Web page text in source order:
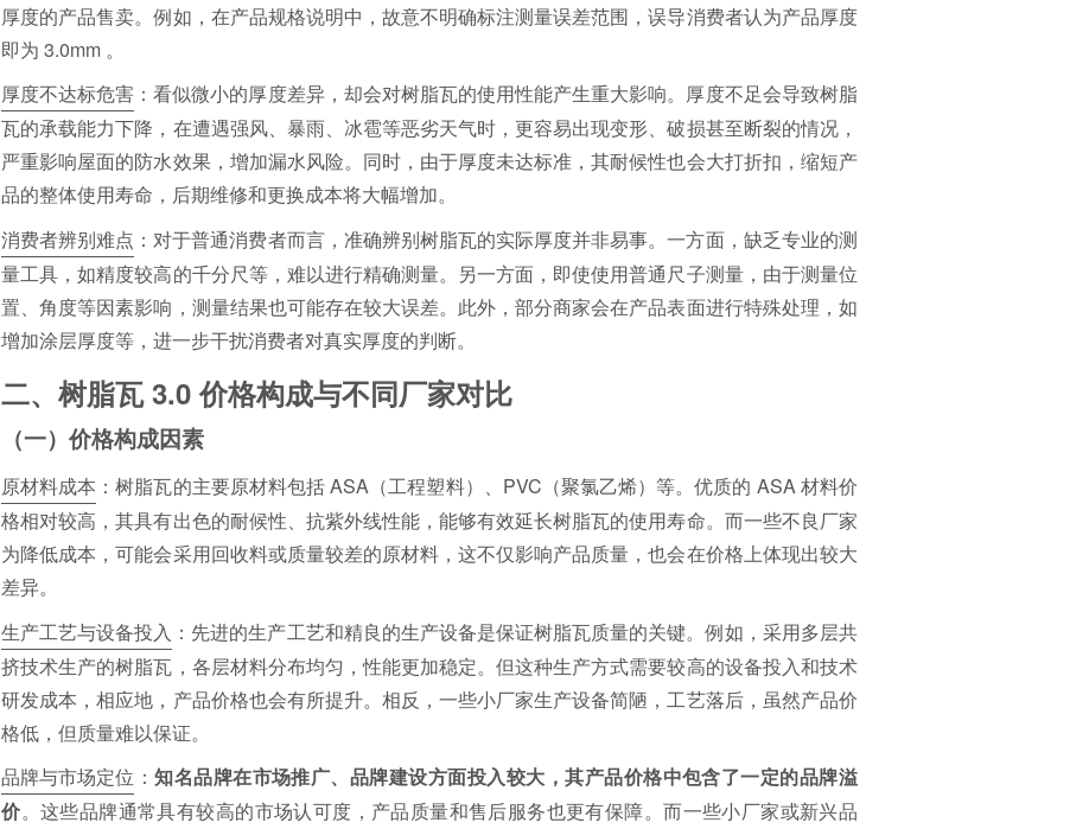
厚度的产品售卖。例如，在产品规格说明中，故意不明确标注测量误差范围，误导消费者认为产品厚度
即为 3.0mm 。
厚度不达标危害 ：看似微小的厚度差异，却会对树脂瓦的使用性能产生重大影响。厚度不足会导致树脂
瓦的承载能力下降，在遭遇强风、暴雨、冰雹等恶劣天气时，更容易出现变形、破损甚至断裂的情况，
严重影响屋面的防水效果，增加漏水风险。同时，由于厚度未达标准，其耐候性也会大打折扣，缩短产
品的整体使用寿命，后期维修和更换成本将大幅增加。
消费者辨别难点 ：对于普通消费者而言，准确辨别树脂瓦的实际厚度并非易事。一方面，缺乏专业的测
量工具，如精度较高的千分尺等，难以进行精确测量。另一方面，即使使用普通尺子测量，由于测量位
置、角度等因素影响，测量结果也可能存在较大误差。此外，部分商家会在产品表面进行特殊处理，如
增加涂层厚度等，进一步干扰消费者对真实厚度的判断。
二、树脂瓦 3.0 价格构成与不同厂家对比
（一）价格构成因素
原材料成本 ：树脂瓦的主要原材料包括 ASA（工程塑料）、PVC（聚氯乙烯）等。优质的 ASA 材料价
格相对较高，其具有出色的耐候性、抗紫外线性能，能够有效延长树脂瓦的使用寿命。而一些不良厂家
为降低成本，可能会采用回收料或质量较差的原材料，这不仅影响产品质量，也会在价格上体现出较大
差异。
生产工艺与设备投入 ：先进的生产工艺和精良的生产设备是保证树脂瓦质量的关键。例如，采用多层共
挤技术生产的树脂瓦，各层材料分布均匀，性能更加稳定。但这种生产方式需要较高的设备投入和技术
研发成本，相应地，产品价格也会有所提升。相反，一些小厂家生产设备简陋，工艺落后，虽然产品价
格低，但质量难以保证。
品牌与市场定位 ：知名品牌在市场推广、品牌建设方面投入较大，其产品价格中包含了一定的品牌溢
价。这些品牌通常具有较高的市场认可度，产品质量和售后服务也更有保障。而一些小厂家或新兴品